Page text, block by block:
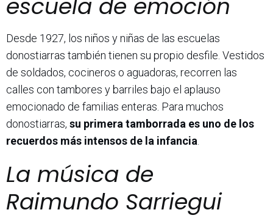
escuela de emoción
Desde 1927, los niños y niñas de las escuelas
donostiarras también tienen su propio desfile. Vestidos
de soldados, cocineros o aguadoras, recorren las
calles con tambores y barriles bajo el aplauso
emocionado de familias enteras. Para muchos
donostiarras, su primera tamborrada es uno de los
recuerdos más intensos de la infancia
La música de
Raimundo Sarriegui